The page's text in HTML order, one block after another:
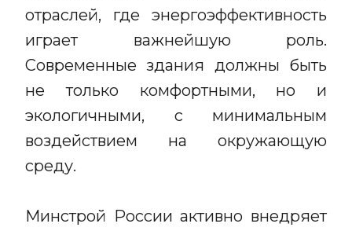
отраслей, где энергоэффективность
играет важнейшую роль.
Современные здания должны быть
не только комфортными, но и
экологичными, с минимальным
воздействием на окружающую
среду.
Минстрой России активно внедряет